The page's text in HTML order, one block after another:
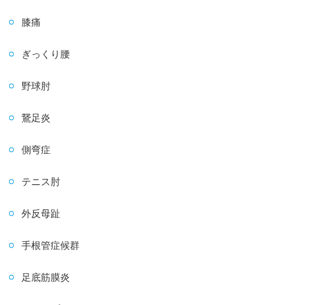
膝痛
ぎっくり腰
野球肘
鵞足炎
側弯症
テニス肘
外反母趾
手根管症候群
足底筋膜炎